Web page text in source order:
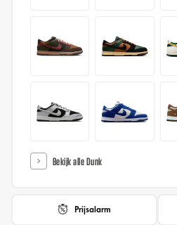
Bekijk alle Dunk
Prijsalarm